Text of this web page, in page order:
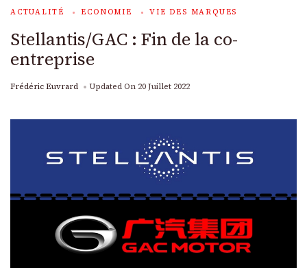
ACTUALITÉ ECONOMIE VIE DES MARQUES
Stellantis/GAC : Fin de la co-
entreprise
Frédéric Euvrard Updated On 20 Juillet 2022